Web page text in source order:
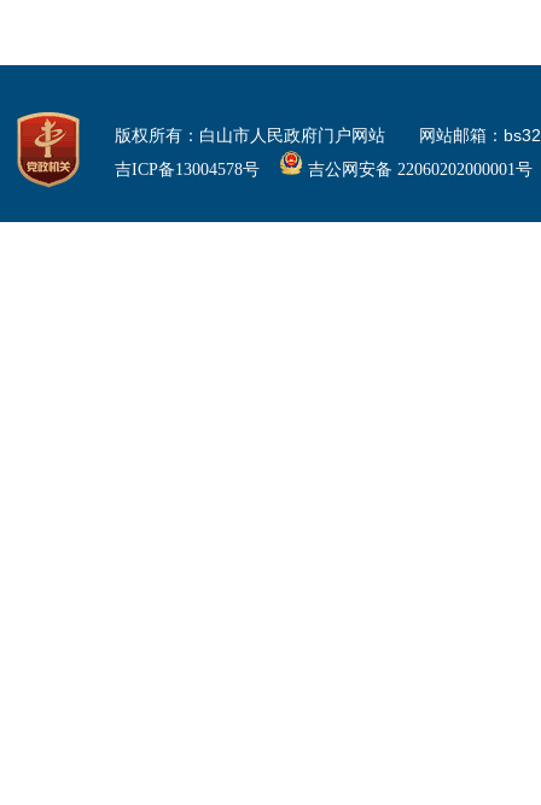
版权所有：白山市人民政府门户网站 网站邮箱：
吉ICP备13004578号 吉公网安备 22060202000001号